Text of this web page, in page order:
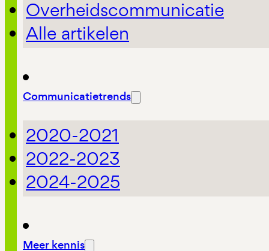
Overheidscommunicatie
Alle artikelen
Communicatietrends
2020-2021
2022-2023
2024-2025
Meer kennis